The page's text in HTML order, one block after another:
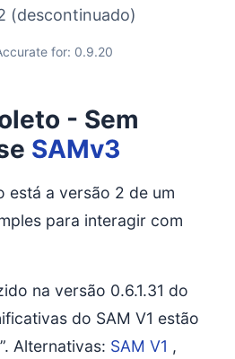
(descontinuado)
for: 0.9.20
- Sem
SAMv3
está a versão 2 de um
para interagir com
na versão 0.6.1.31 do
do SAM V1 estão
Alternativas: SAM V1 ,